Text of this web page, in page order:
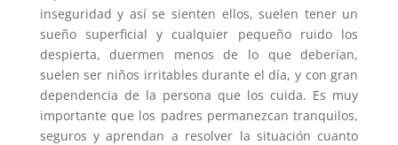
inseguridad y así se sienten ellos, suelen tener un
sueño superficial y cualquier pequeño ruido los
despierta, duermen menos de lo que deberían,
suelen ser niños irritables durante el día, y con gran
dependencia de la persona que los cuida. Es muy
importante que los padres permanezcan tranquilos,
seguros y aprendan a resolver la situación cuanto